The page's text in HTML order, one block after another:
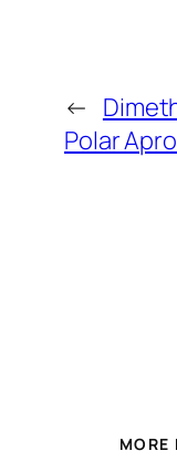
←
Polar
MORE